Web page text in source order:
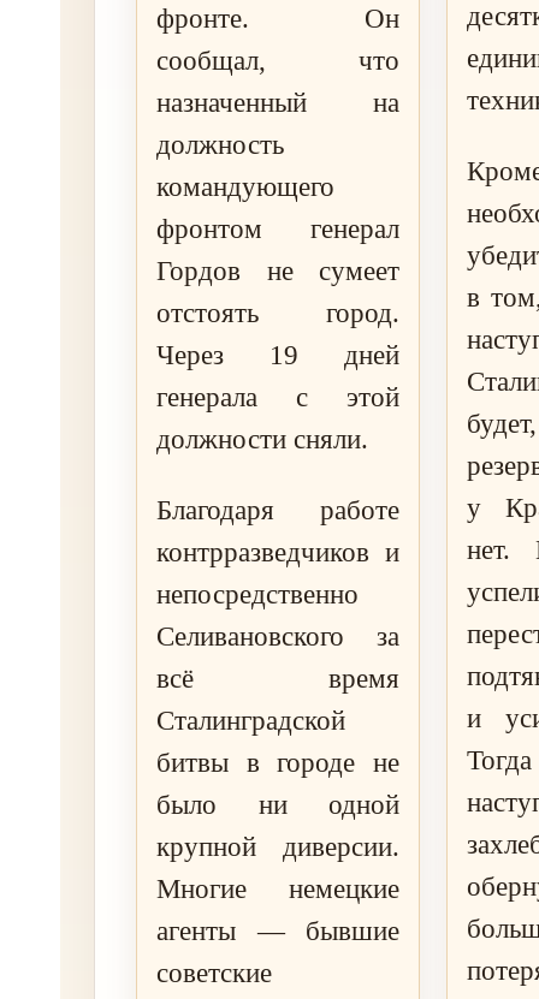
фронте. Он
сообщал, что
назначенный на
должность
командующего
фронтом генерал
Гордов не сумеет
отстоять город.
Через 19 дней
генерала с этой
должности сняли.
Благодаря работе
контрразведчиков и
непосредственно
Селивановского за
всё время
Сталинградской
битвы в городе не
было ни одной
крупной диверсии.
Многие немецкие
агенты — бывшие
советские
в
у
нет.
и